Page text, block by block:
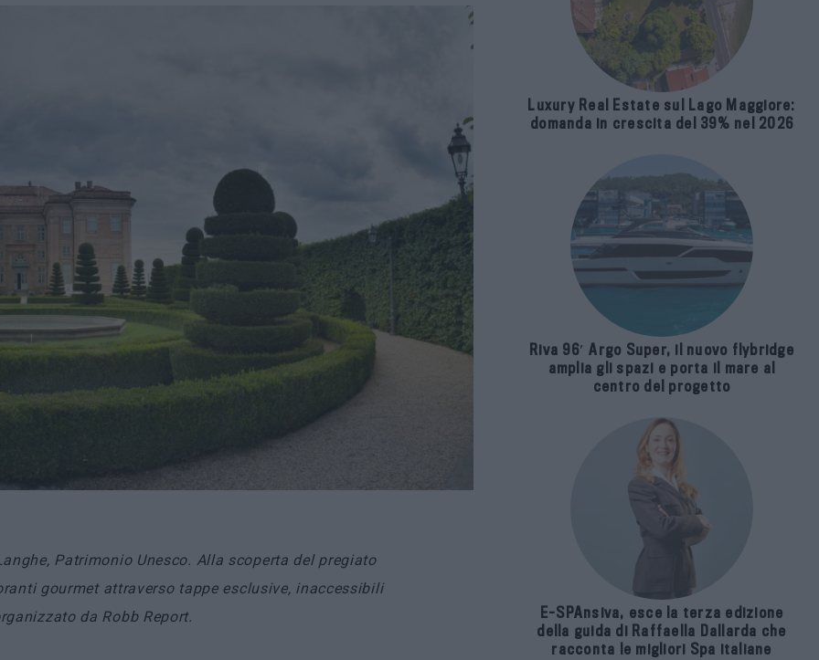
Patrimonio Unesco. Alla scoperta del pregiato
gourmet attraverso tappe esclusive, inaccessibili
da Robb Report.
Luxury Real Estate sul Lago Maggiore:
domanda in crescita del 39% nel 2026
Riva 96′ Argo Super, il nuovo flybridge
amplia gli spazi e porta il mare al
centro del progetto
E-SPAnsiva, esce la terza edizione
della guida di Raffaella Dallarda che
racconta le migliori Spa italiane